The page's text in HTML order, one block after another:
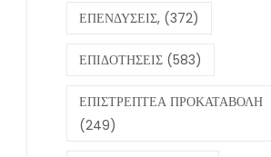
ΕΠΕΝΔΥΣΕΙΣ, (372)
ΕΠΙΔΟΤΗΣΕΙΣ (583)
ΕΠΙΣΤΡΕΠΤΕΑ ΠΡΟΚΑΤΑΒΟΛΗ
(249)